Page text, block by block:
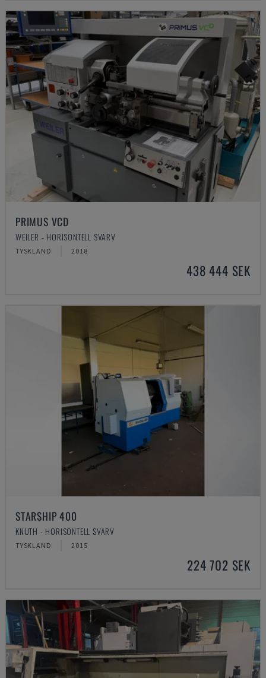
PRIMUS VCD
WEILER - HORISONTELL SVARV
TYSKLAND 2018
438 444 SEK
STARSHIP 400
KNUTH - HORISONTELL SVARV
TYSKLAND 2015
224 702 SEK